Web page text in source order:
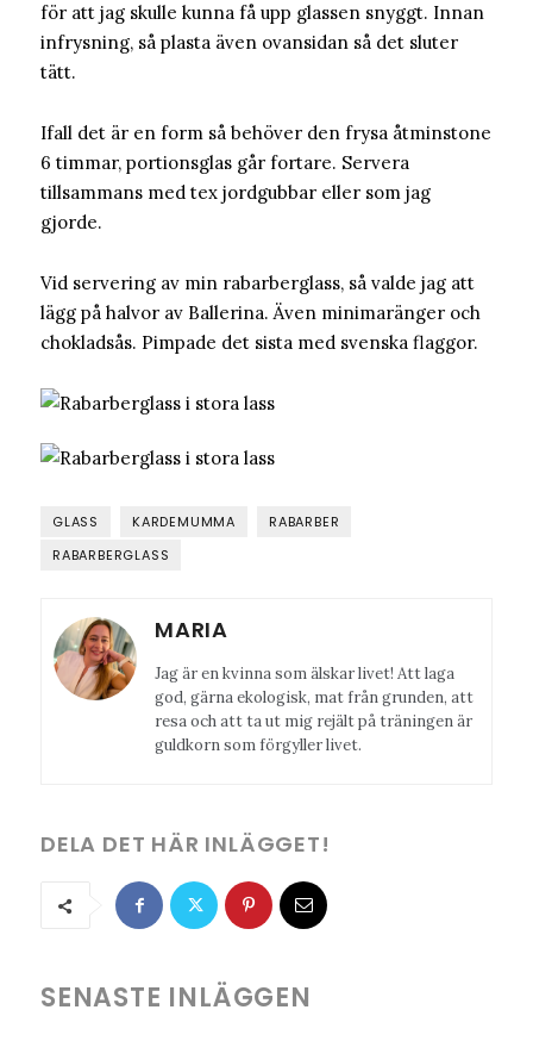
för att jag skulle kunna få upp glassen snyggt. Innan
infrysning, så plasta även ovansidan så det sluter
tätt.
Ifall det är en form så behöver den frysa åtminstone
6 timmar, portionsglas går fortare. Servera
tillsammans med tex jordgubbar eller som jag
gjorde.
Vid servering av min rabarberglass, så valde jag att
lägg på halvor av Ballerina. Även minimaränger och
chokladsås. Pimpade det sista med svenska flaggor.
GLASS KARDEMUMMA
RABARBER
RABARBERGLASS
MARIA
Jag är en kvinna som älskar livet! Att laga
god, gärna ekologisk, mat från grunden, att
resa och att ta ut mig rejält på träningen är
guldkorn som förgyller livet.
DELA DET HÄR INLÄGGET!
SENASTE INLÄGGEN